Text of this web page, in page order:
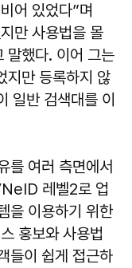
어 있었다”며
만 사용법을 몰
말했다. 이어 그는
지만 등록하지 않
일반 검색대를 이
를 여러 측면에서
레벨2로 업
을 이용하기 위한
홍보와 사용법
들이 쉽게 접근하